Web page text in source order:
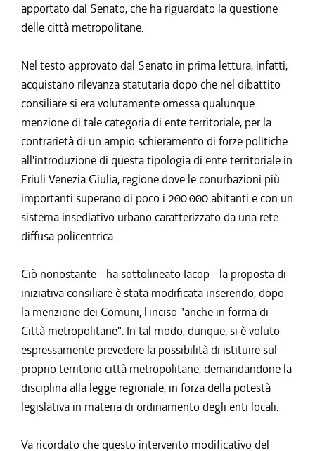
apportato dal Senato, che ha riguardato la questione
delle città metropolitane.
Nel testo approvato dal Senato in prima lettura, infatti,
acquistano rilevanza statutaria dopo che nel dibattito
consiliare si era volutamente omessa qualunque
menzione di tale categoria di ente territoriale, per la
contrarietà di un ampio schieramento di forze politiche
all'introduzione di questa tipologia di ente territoriale in
Friuli Venezia Giulia, regione dove le conurbazioni più
importanti superano di poco i 200.000 abitanti e con un
sistema insediativo urbano caratterizzato da una rete
diffusa policentrica.
Ciò nonostante - ha sottolineato Iacop - la proposta di
iniziativa consiliare è stata modificata inserendo, dopo
la menzione dei Comuni, l'inciso "anche in forma di
Città metropolitane". In tal modo, dunque, si è voluto
espressamente prevedere la possibilità di istituire sul
proprio territorio città metropolitane, demandandone la
disciplina alla legge regionale, in forza della potestà
legislativa in materia di ordinamento degli enti locali.
Va ricordato che questo intervento modificativo del